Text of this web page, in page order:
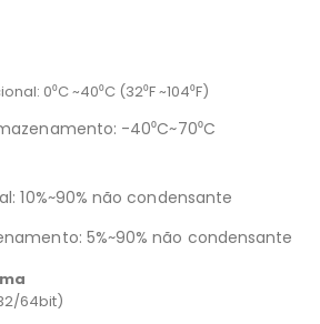
0⁰C ~40⁰C (32⁰F ~104⁰F)
-40⁰C~70⁰C
10%~90% não condensante
5%~90% não condensante
64bit)